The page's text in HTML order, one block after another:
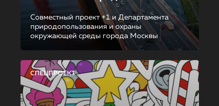
Совместный проект +1 и Департамента
природопользования и охраны
окружающей среды города Москвы
СПЕЦПРОЕКТ